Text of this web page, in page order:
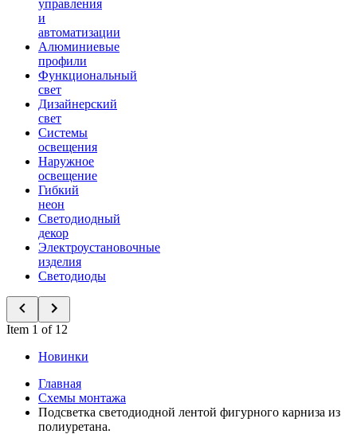
управления
и
автоматизации
Алюминиевые
профили
Функциональный
свет
Дизайнерский
свет
Системы
освещения
Наружное
освещение
Гибкий
неон
Светодиодный
декор
Электроустановочные
изделия
Светодиоды
Item 1 of 12
Новинки
Главная
Схемы монтажа
Подсветка светодиодной лентой фигурного карниза из
полиуретана.